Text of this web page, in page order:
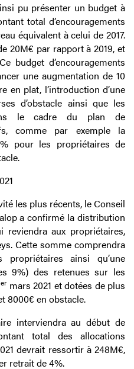
pu présenter un budget à
total d’encouragements
équivalent à celui de 2017.
20M€ par rapport à 2019, et
budget d’encouragements
une augmentation de 10
en plat, l’introduction d’une
d’obstacle ainsi que les
le cadre du plan de
comme par exemple la
pour les propriétaires de
les plus récents, le Conseil
a confirmé la distribution
reviendra aux propriétaires,
Cette somme comprendra
ainsi qu’une
9%) des retenues sur les
er mars 2021 et dotées de plus
8000€ en obstacle.
interviendra au début de
total des allocations
devrait ressortir à 248M€,
retrait de 4%.